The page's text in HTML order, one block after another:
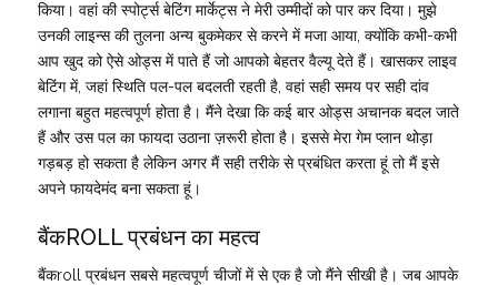
किया। वहां की स्पोर्ट्स बेटिंग मार्केट्स ने मेरी उम्मीदों को पार कर दिया। मुझे
उनकी लाइन्स की तुलना अन्य बुकमेकर से करने में मजा आया, क्योंकि कभी-कभी
आप खुद को ऐसे ओड्स में पाते हैं जो आपको बेहतर वैल्यू देते हैं। खासकर लाइव
बेटिंग में, जहां स्थिति पल-पल बदलती रहती है, वहां सही समय पर सही दांव
लगाना बहुत महत्वपूर्ण होता है। मैंने देखा कि कई बार ओड्स अचानक बदल जाते
हैं और उस पल का फायदा उठाना ज़रूरी होता है। इससे मेरा गेम प्लान थोड़ा
गड़बड़ हो सकता है लेकिन अगर मैं सही तरीके से प्रबंधित करता हूं तो मैं इसे
अपने फायदेमंद बना सकता हूं।
बैंकROLL प्रबंधन का महत्व
बैंकroll प्रबंधन सबसे महत्वपूर्ण चीजों में से एक है जो मैंने सीखी है। जब आपके